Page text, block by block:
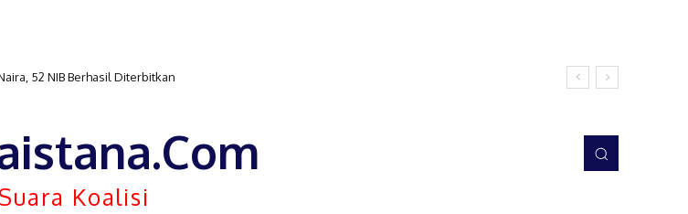
52 NIB Berhasil Diterbitkan
Kesah Soal Plang di Rumahnya
Suara Koalisi